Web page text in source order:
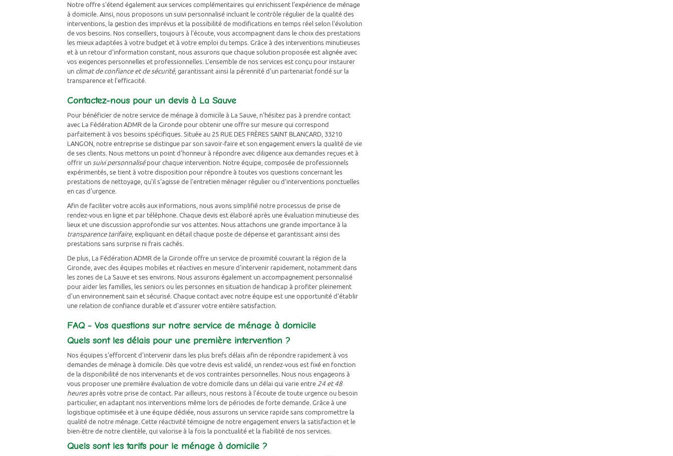
MÉNAGE À DOMICILE LA SAUVE
APPELEZ-NOUS DEVIS GRATUIT NOUS REJOINDRE
Notre offre s'étend également aux services complémentaires qui enrichissent l'expérience de ménage
à domicile. Ainsi, nous proposons un suivi personnalisé incluant le contrôle régulier de la qualité des
interventions, la gestion des imprévus et la possibilité de modifications en temps réel selon l'évolution
de vos besoins. Nos conseillers, toujours à l'écoute, vous accompagnent dans le choix des prestations
les mieux adaptées à votre budget et à votre emploi du temps. Grâce à des interventions minutieuses
et à un retour d'information constant, nous assurons que chaque solution proposée est alignée avec
vos exigences personnelles et professionnelles. L'ensemble de nos services est conçu pour instaurer
un climat de confiance et de sécurité, garantissant ainsi la pérennité d'un partenariat fondé sur la
transparence et l'efficacité.
Contactez-nous pour un devis à La Sauve
Pour bénéficier de notre service de ménage à domicile à La Sauve, n'hésitez pas à prendre contact
avec La Fédération ADMR de la Gironde pour obtenir une offre sur mesure qui correspond
parfaitement à vos besoins spécifiques. Située au 25 RUE DES FRÈRES SAINT BLANCARD, 33210
LANGON, notre entreprise se distingue par son savoir-faire et son engagement envers la qualité de vie
de ses clients. Nous mettons un point d'honneur à répondre avec diligence aux demandes reçues et à
offrir un suivi personnalisépour chaque intervention. Notre équipe, composée de professionnels
expérimentés, se tient à votre disposition pour répondre à toutes vos questions concernant les
prestations de nettoyage, qu'il s'agisse de l'entretien ménager régulier ou d'interventions ponctuelles
en cas d'urgence.
Afin de faciliter votre accès aux informations, nous avons simplifié notre processus de prise de
rendez-vous en ligne et par téléphone. Chaque devis est élaboré après une évaluation minutieuse des
lieux et une discussion approfondie sur vos attentes. Nous attachons une grande importance à la
transparence tarifaire, expliquant en détail chaque poste de dépense et garantissant ainsi des
prestations sans surprise ni frais cachés.
De plus, La Fédération ADMR de la Gironde offre un service de proximité couvrant la région de la
Gironde, avec des équipes mobiles et réactives en mesure d'intervenir rapidement, notamment dans
les zones de La Sauve et ses environs. Nous assurons également un accompagnement personnalisé
pour aider les familles, les seniors ou les personnes en situation de handicap à profiter pleinement
d'un environnement sain et sécurisé. Chaque contact avec notre équipe est une opportunité d'établir
une relation de confiance durable et d'assurer votre entière satisfaction.
FAQ - Vos questions sur notre service de ménage à domicile
Quels sont les délais pour une première intervention ?
Nos équipes s'efforcent d'intervenir dans les plus brefs délais afin de répondre rapidement à vos
demandes de ménage à domicile. Dès que votre devis est validé, un rendez-vous est fixé en fonction
de la disponibilité de nos intervenants et de vos contraintes personnelles. Nous nous engageons à
vous proposer une première évaluation de votre domicile dans un délai qui varie entre 24 et 48
heuresaprès votre prise de contact. Par ailleurs, nous restons à l'écoute de toute urgence ou besoin
particulier, en adaptant nos interventions même lors de périodes de forte demande. Grâce à une
logistique optimisée et à une équipe dédiée, nous assurons un service rapide sans compromettre la
qualité de notre ménage. Cette réactivité témoigne de notre engagement envers la satisfaction et le
bien-être de notre clientèle, qui valorise à la fois la ponctualité et la fiabilité de nos services.
Quels sont les tarifs pour le ménage à domicile ?